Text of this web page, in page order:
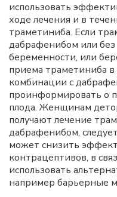
использовать
ходе лечения и в
траметиниба. Если
дабрафенибом или
беременности, или
приема траметиниба
комбинации с
проинформировать о
плода. Женщинам
получают лечение
дабрафенибом,
может снизить
контрацептивов, в
использовать
например барьерные